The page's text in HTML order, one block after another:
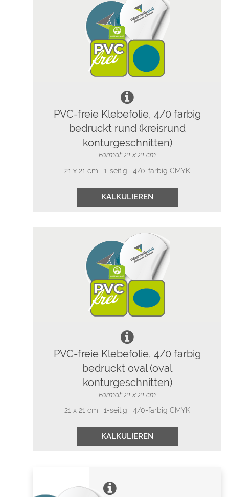
PVC-freie Klebefolie, 4/0 farbig
bedruckt rund (kreisrund
konturgeschnitten)
Format: 21 x 21 cm
21 x 21 cm | 1-seitig | 4/0-farbig CMYK
KALKULIEREN
PVC-freie Klebefolie, 4/0 farbig
bedruckt oval (oval
konturgeschnitten)
Format: 21 x 21 cm
21 x 21 cm | 1-seitig | 4/0-farbig CMYK
KALKULIEREN